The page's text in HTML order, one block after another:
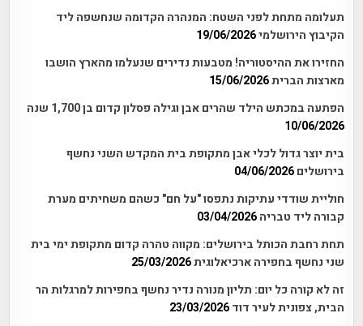
תעלומה מתחת לפני השטח: המנהרה הקדומה שנחשפה ליד
הקיבוץ הירושלמי19/06/2026
החזירו את ההיסטוריה! מטבעות נדירים שנעלמו מהארץ הושבו
מארצות הברית15/06/2026
הפתעה במכתש הילד שהרים אבן וגילה פסלון קדום בן 1,700 שנה
10/06/2026
בית יוצר גדול לכלי אבן מתקופת בית המקדש השני נחשף
בירושלים 04/06/2026
חוליית שודדי עתיקות נתפסו "על חם" כשהם משחיתים מערת
קבורה ליד טבריה 03/04/2026
תחת רחבת הכותל בירושלים: מקווה טהרה קדום מתקופת ימי בית
שני נחשף בחפירה ארכיאלוגית25/03/2026
זה לא קורה כל יום: תליון מנורה נדיר נחשף בחפירות למרגלות הר
הבית, צפונית לעיר דוד 23/03/2026